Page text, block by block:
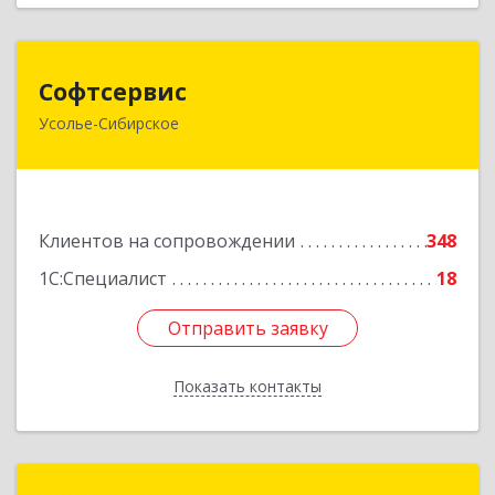
Софтсервис
Усолье-Сибирское
Клиентов на сопровождении
348
1С:Специалист
18
Отправить заявку
Показать контакты
665451, Иркутская обл, Усолье-Сибирское г,
Отправить заявку
Назад